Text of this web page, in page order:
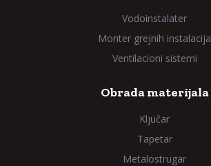
Vodoinstalater
Monter grejnih instalacija
Ventilacioni sistemi
Obrada materijala
Ključar
Tapetar
Metalostrugar